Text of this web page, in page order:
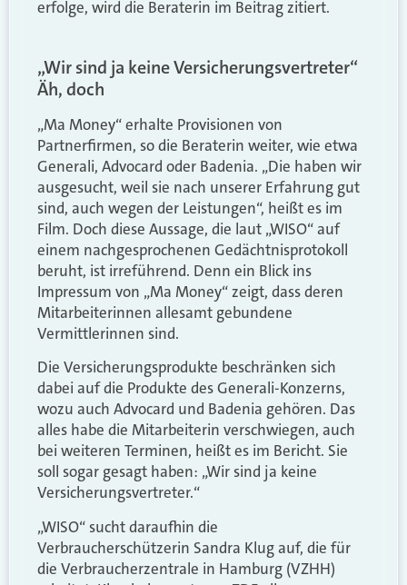
erfolge, wird die Beraterin im Beitrag zitiert.
„Wir sind ja keine Versicherungsvertreter“
Äh, doch
„Ma Money“ erhalte Provisionen von
Partnerfirmen, so die Beraterin weiter, wie etwa
Generali, Advocard oder Badenia. „Die haben wir
ausgesucht, weil sie nach unserer Erfahrung gut
sind, auch wegen der Leistungen“, heißt es im
Film. Doch diese Aussage, die laut „WISO“ auf
einem nachgesprochenen Gedächtnisprotokoll
beruht, ist irreführend. Denn ein Blick ins
Impressum von „Ma Money“ zeigt, dass deren
Mitarbeiterinnen allesamt gebundene
Vermittlerinnen sind.
Die Versicherungsprodukte beschränken sich
dabei auf die Produkte des Generali-Konzerns,
wozu auch Advocard und Badenia gehören. Das
alles habe die Mitarbeiterin verschwiegen, auch
bei weiteren Terminen, heißt es im Bericht. Sie
soll sogar gesagt haben: „Wir sind ja keine
Versicherungsvertreter.“
„WISO“ sucht daraufhin die
Verbraucherschützerin Sandra Klug auf, die für
die Verbraucherzentrale in Hamburg (VZHH)